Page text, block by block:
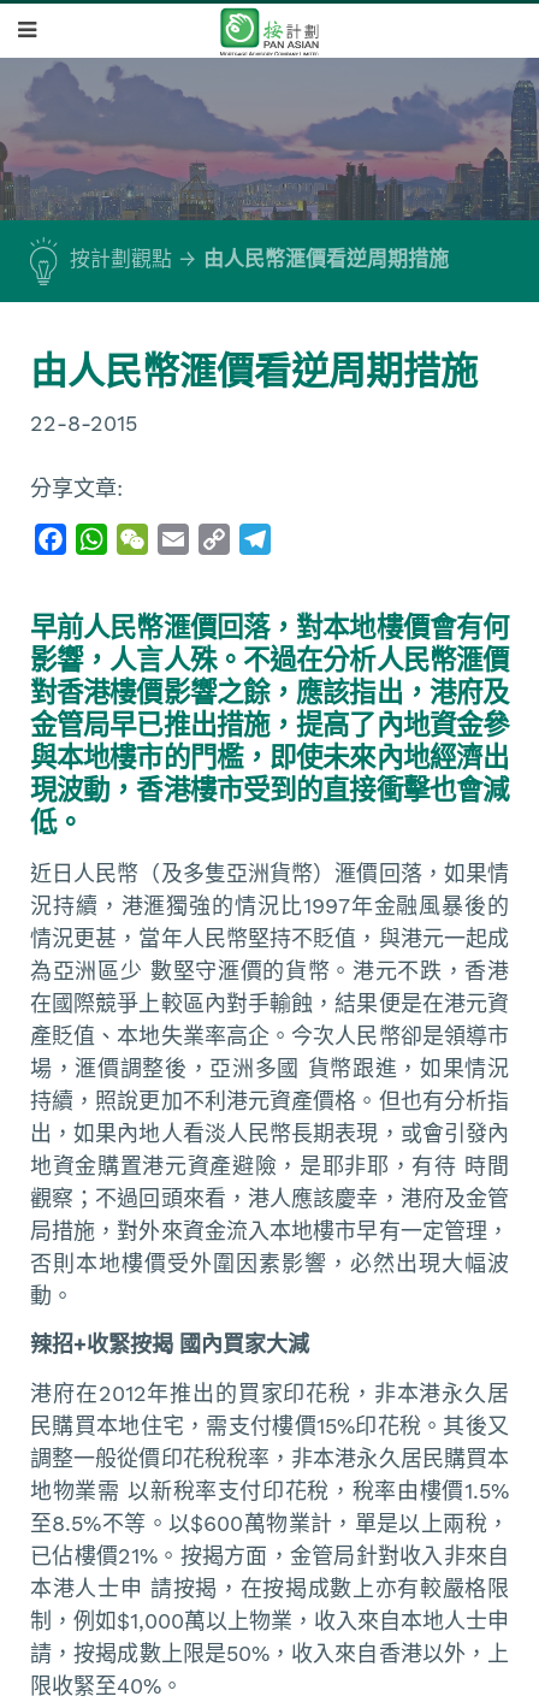
按計劃觀點 由人民幣滙價看逆周期措施
由人民幣滙價看逆周期措施
22-8-2015
分享文章:
e
b
o
o
k
W
t
s
A
p
p
W
h
a
t
i
l
y
L
i
n
k
e
g
a
m
早前人民幣滙價回落，對本地樓價會有何
影響，人言人殊。不過在分析人民幣滙價
對香港樓價影響之餘，應該指出，港府及
金管局早已推出措施，提高了內地資金參
與本地樓市的門檻，即使未來內地經濟出
現波動，香港樓市受到的直接衝擊也會減
低。
近日人民幣（及多隻亞洲貨幣）滙價回落，如果情
況持續，港滙獨強的情況比1997年金融風暴後的
情況更甚，當年人民幣堅持不貶值，與港元一起成
為亞洲區少 數堅守滙價的貨幣。港元不跌，香港
在國際競爭上較區內對手輸蝕，結果便是在港元資
產貶值、本地失業率高企。今次人民幣卻是領導市
場，滙價調整後，亞洲多國 貨幣跟進，如果情況
持續，照說更加不利港元資產價格。但也有分析指
出，如果內地人看淡人民幣長期表現，或會引發內
地資金購置港元資產避險，是耶非耶，有待 時間
觀察；不過回頭來看，港人應該慶幸，港府及金管
局措施，對外來資金流入本地樓市早有一定管理，
否則本地樓價受外圍因素影響，必然出現大幅波
動。
辣招+收緊按揭 國內買家大減
港府在2012年推出的買家印花稅，非本港永久居
民購買本地住宅，需支付樓價15%印花稅。其後又
調整一般從價印花稅稅率，非本港永久居民購買本
地物業需 以新稅率支付印花稅，稅率由樓價1.5%
至8.5%不等。以$600萬物業計，單是以上兩稅，
已佔樓價21%。按揭方面，金管局針對收入非來自
本港人士申 請按揭，在按揭成數上亦有較嚴格限
制，例如$1,000萬以上物業，收入來自本地人士申
請，按揭成數上限是50%，收入來自香港以外，上
限收緊至40%。